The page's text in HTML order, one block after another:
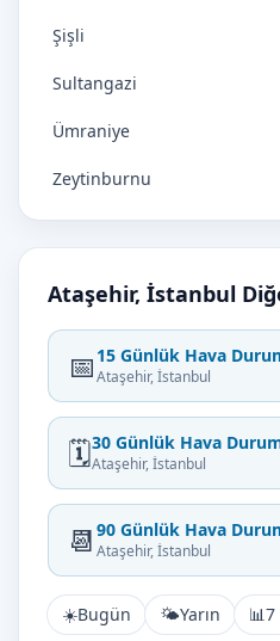
Şişli
Sultangazi
Ümraniye
Zeytinburnu
Ataşehir, İstanbul
📅 15 Günlük Hava
Ataşehir, İstanbul
🗓️30 Günlük Hava
Ataşehir, İstanbul
📆 90 Günlük Hava
Ataşehir, İstanbul
☀️Bugün 🌤️Yarın 📊7